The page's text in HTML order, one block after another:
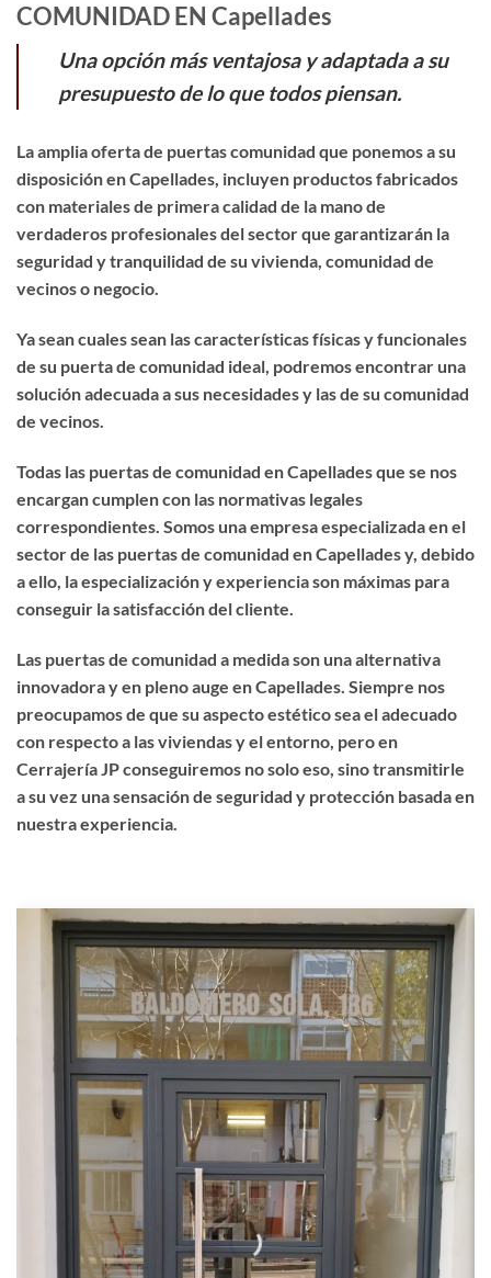
COMUNIDAD EN Capellades
Una opción más ventajosa y adaptada a su
presupuesto de lo que todos piensan.
La amplia oferta de puertas comunidad que ponemos a su
disposición en Capellades, incluyen productos fabricados
con materiales de primera calidad de la mano de
verdaderos profesionales del sector que garantizarán la
seguridad y tranquilidad de su vivienda, comunidad de
vecinos o negocio.
Ya sean cuales sean las características físicas y funcionales
de su puerta de comunidad ideal, podremos encontrar una
solución adecuada a sus necesidades y las de su comunidad
de vecinos.
Todas las puertas de comunidad en Capellades que se nos
encargan cumplen con las normativas legales
correspondientes. Somos una empresa especializada en el
sector de las puertas de comunidad en Capellades y, debido
a ello, la especialización y experiencia son máximas para
conseguir la satisfacción del cliente.
Las puertas de comunidad a medida son una alternativa
innovadora y en pleno auge en Capellades. Siempre nos
preocupamos de que su aspecto estético sea el adecuado
con respecto a las viviendas y el entorno, pero en
Cerrajería JP conseguiremos no solo eso, sino transmitirle
a su vez una sensación de seguridad y protección basada en
nuestra experiencia.